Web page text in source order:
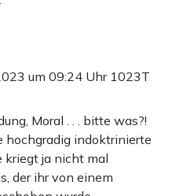
um 09:24 Uhr 1023T
Moral . . . bitte was?!
hochgradig indoktrinierte
kriegt ja nicht mal
der ihr von einem